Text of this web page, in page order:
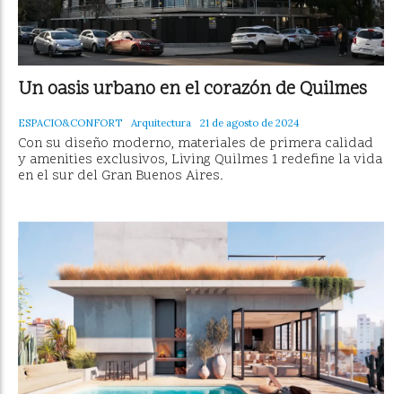
Un oasis urbano en el corazón de Quilmes
ESPACIO&CONFORT Arquitectura 21 de agosto de 2024
Con su diseño moderno, materiales de primera calidad
y amenities exclusivos, Living Quilmes 1 redefine la vida
en el sur del Gran Buenos Aires.